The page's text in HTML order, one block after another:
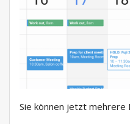
Sie können jetzt mehrere